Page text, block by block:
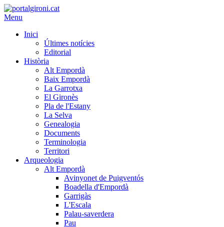
Menu
Inici
Últimes notícies
Editorial
Història
Alt Empordà
Baix Empordà
La Garrotxa
El Gironès
Pla de l'Estany
La Selva
Genealogia
Documents
Terminologia
Territori
Arqueologia
Alt Empordà
Avinyonet de Puigventós
Boadella d'Empordà
Garrigàs
L'Escala
Palau-saverdera
Pau